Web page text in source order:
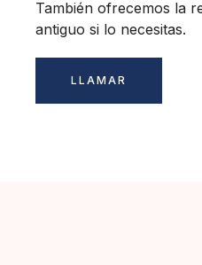
También ofrecemos la
antiguo si lo necesitas.
LLAMAR